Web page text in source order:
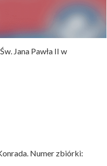
Jana Pawła II w
Numer zbiórki: